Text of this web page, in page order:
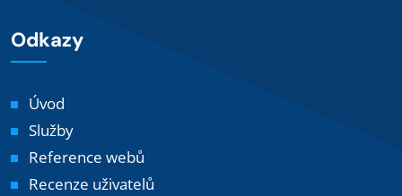
Odkazy
Úvod
Služby
Reference webů
Recenze uživatelů